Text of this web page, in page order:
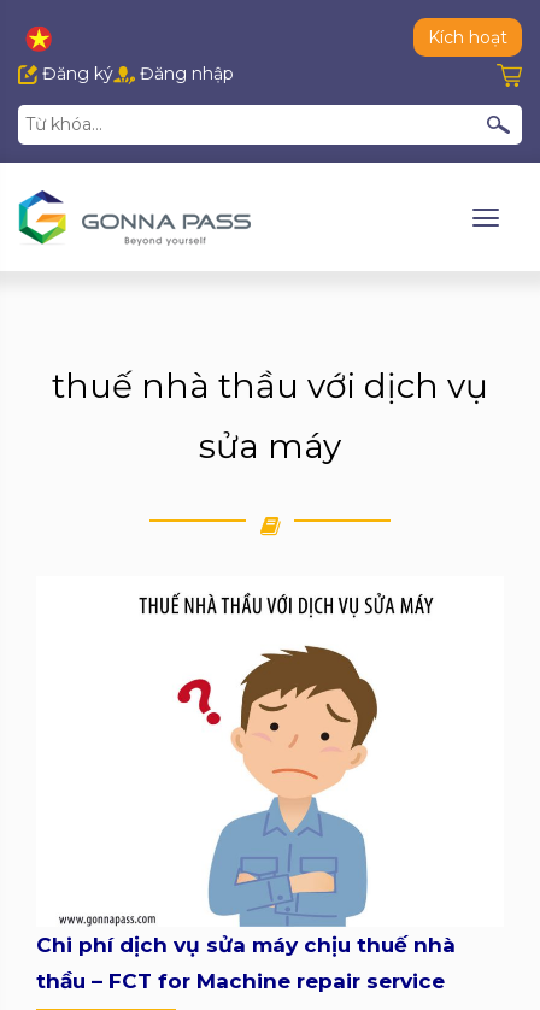
Kích hoạt
Đăng ký
Đăng nhập
thuế nhà thầu với dịch vụ
sửa máy
Chi phí dịch vụ sửa máy chịu thuế nhà
thầu – FCT for Machine repair service